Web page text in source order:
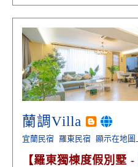
蘭調Villa
宜蘭民宿 羅東民宿 顯示在地圖
【羅東獨棟度假別墅